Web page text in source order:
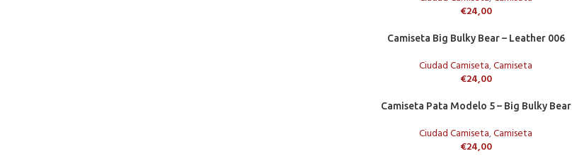
€24,00
Camiseta Big Bulky Bear – Leather 006
Ciudad Camiseta,Camiseta
€24,00
Camiseta Pata Modelo 5 – Big Bulky Bear
Ciudad Camiseta,Camiseta
€24,00